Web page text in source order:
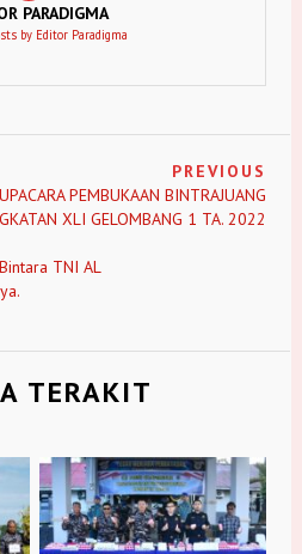
PARADIGMA
by Editor Paradigma
PREVIOUS
UPACARA PEMBUKAAN BINTRAJUANG
XLI GELOMBANG 1 TA. 2022
TNI AL
TERAKIT